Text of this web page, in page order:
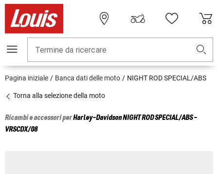
Termine da ricercare
Pagina iniziale Banca dati delle moto NIGHT ROD SPECIAL/ABS
Torna alla selezione della moto
Ricambi e accessori perHarley-DavidsonNIGHT ROD SPECIAL/ABS -
VRSCDX/08